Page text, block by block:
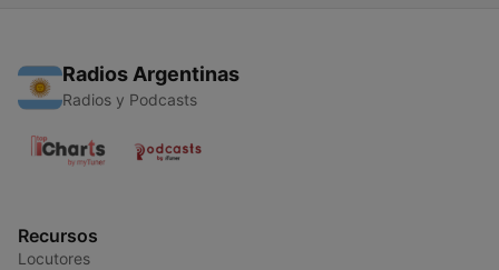
Radios Argentinas
Radios y Podcasts
Recursos
Locutores